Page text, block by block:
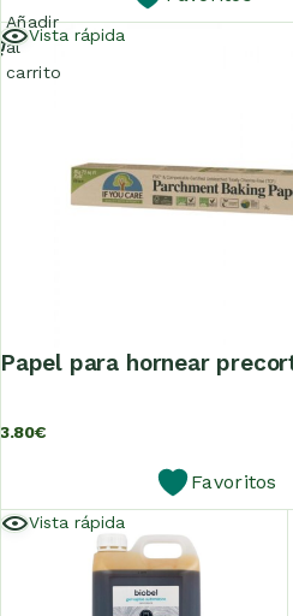
Vista rápida
papel para hornear
3.80€
Favoritos
Añadir
al
carrito
Vista rápida